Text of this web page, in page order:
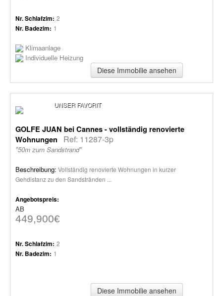
Nr. Schlafzim: 2
Nr. Badezim: 1
Klimaanlage
Individuelle Heizung
Diese Immobilie ansehen
UNSER FAVORIT
GOLFE JUAN bei Cannes - vollständig renovierte
Wohnungen
Ref: 11287-3p
"50m zum Sandstrand"
Beschreibung: Vollständig renovierte Wohnungen in kurzer
Gehdistanz zu den Sandstränden ...
Angebotspreis:
AB
449,900€
Nr. Schlafzim: 2
Nr. Badezim: 1
Diese Immobilie ansehen